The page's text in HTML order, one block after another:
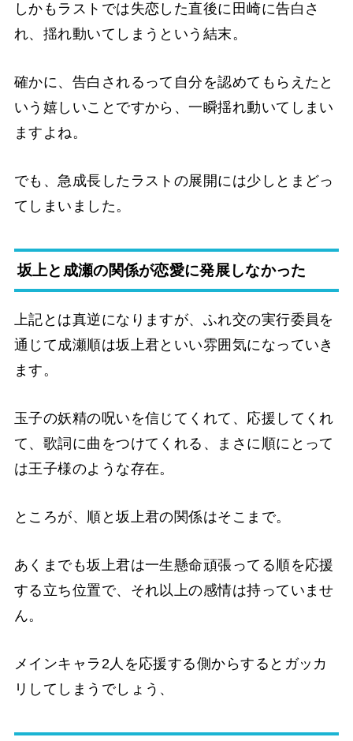
しかもラストでは失恋した直後に田崎に告白さ
れ、揺れ動いてしまうという結末。
確かに、告白されるって自分を認めてもらえたと
いう嬉しいことですから、一瞬揺れ動いてしまい
ますよね。
でも、急成長したラストの展開には少しとまどっ
てしまいました。
坂上と成瀬の関係が恋愛に発展しなかった
上記とは真逆になりますが、ふれ交の実行委員を
通じて成瀬順は坂上君といい雰囲気になっていき
ます。
玉子の妖精の呪いを信じてくれて、応援してくれ
て、歌詞に曲をつけてくれる、まさに順にとって
は王子様のような存在。
ところが、順と坂上君の関係はそこまで。
あくまでも坂上君は一生懸命頑張ってる順を応援
する立ち位置で、それ以上の感情は持っていませ
ん。
メインキャラ2人を応援する側からするとガッカ
リしてしまうでしょう、